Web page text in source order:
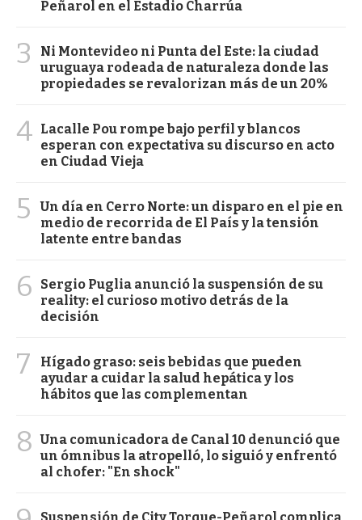
Peñarol en el Estadio Charrúa
3
Ni Montevideo ni Punta del Este: la ciudad
uruguaya rodeada de naturaleza donde las
propiedades se revalorizan más de un 20%
4 Lacalle Pou rompe bajo perfil y blancos
esperan con expectativa su discurso en acto
en Ciudad Vieja
5
Un día en Cerro Norte: un disparo en el pie en
medio de recorrida de El País y la tensión
latente entre bandas
6
Sergio Puglia anunció la suspensión de su
reality: el curioso motivo detrás de la
decisión
7
Hígado graso: seis bebidas que pueden
ayudar a cuidar la salud hepática y los
hábitos que las complementan
8 Una comunicadora de Canal 10 denunció que
un ómnibus la atropelló, lo siguió y enfrentó
al chofer: "En shock"
Suspensión de City Torque-Peñarol complica